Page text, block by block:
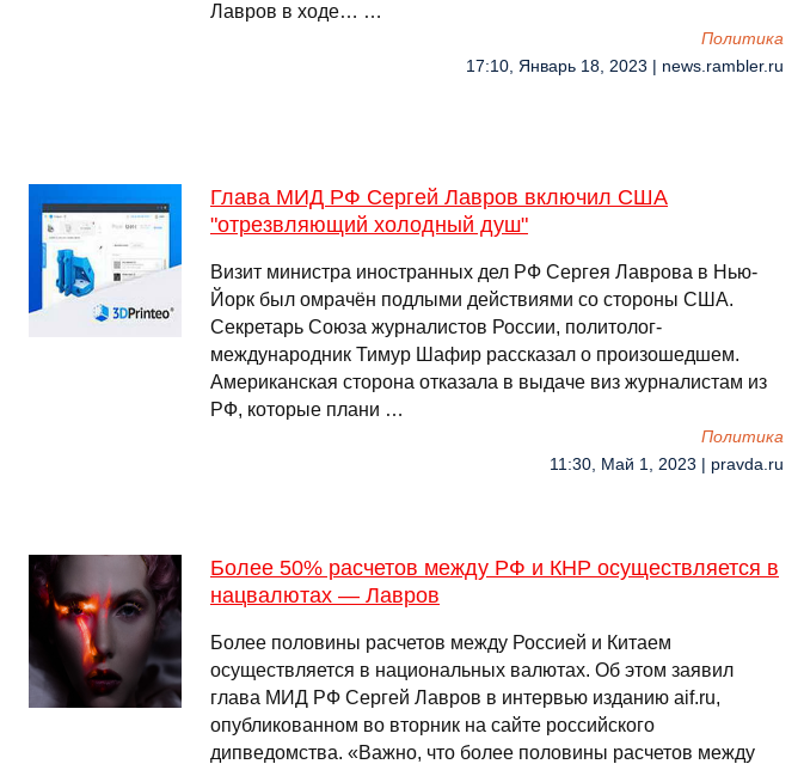
Лавров в ходе… …
Политика
17:10, Январь 18, 2023 | news.rambler.ru
Глава МИД РФ Сергей Лавров включил США
"отрезвляющий холодный душ"
Визит министра иностранных дел РФ Сергея Лаврова в Нью-
Йорк был омрачён подлыми действиями со стороны США.
Секретарь Союза журналистов России, политолог-
международник Тимур Шафир рассказал о произошедшем.
Американская сторона отказала в выдаче виз журналистам из
РФ, которые плани …
Политика
11:30, Май 1, 2023 | pravda.ru
Более 50% расчетов между РФ и КНР осуществляется в
нацвалютах — Лавров
Более половины расчетов между Россией и Китаем
осуществляется в национальных валютах. Об этом заявил
глава МИД РФ Сергей Лавров в интервью изданию aif.ru,
опубликованном во вторник на сайте российского
дипведомства. «Важно, что более половины расчетов между